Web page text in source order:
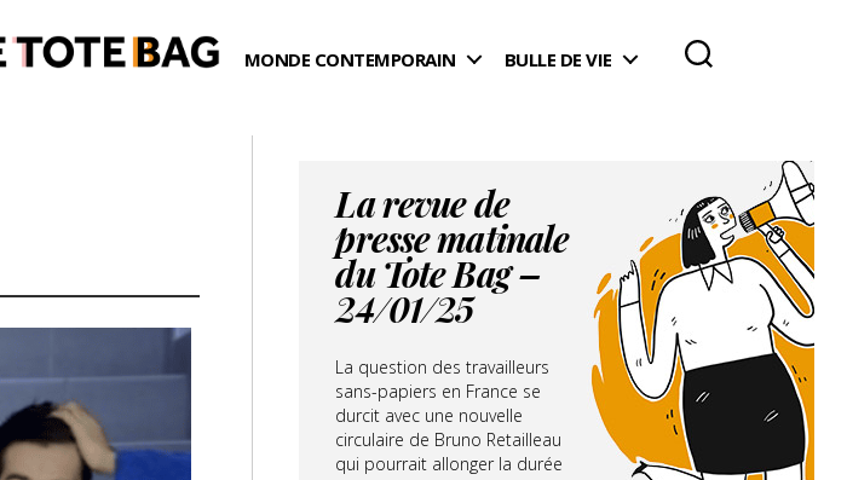
MONDE CONTEMPORAIN BULLE DE VIE
La revue de
presse matinale
du Tote Bag –
24/01/25
La question des travailleurs
sans-papiers en France se
durcit avec une nouvelle
circulaire de Bruno Retailleau
qui pourrait allonger la durée